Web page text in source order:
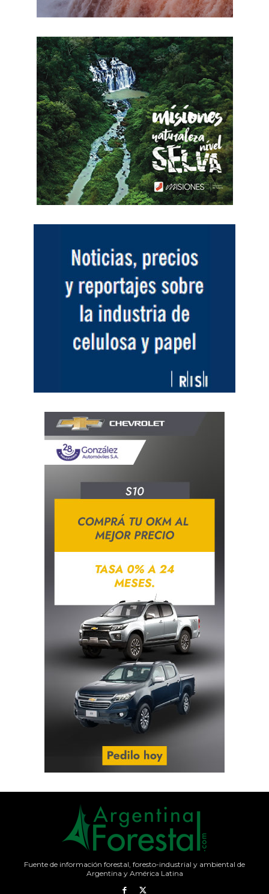
Fuente de información forestal, foresto-industrial y ambiental de
Argentina y América Latina